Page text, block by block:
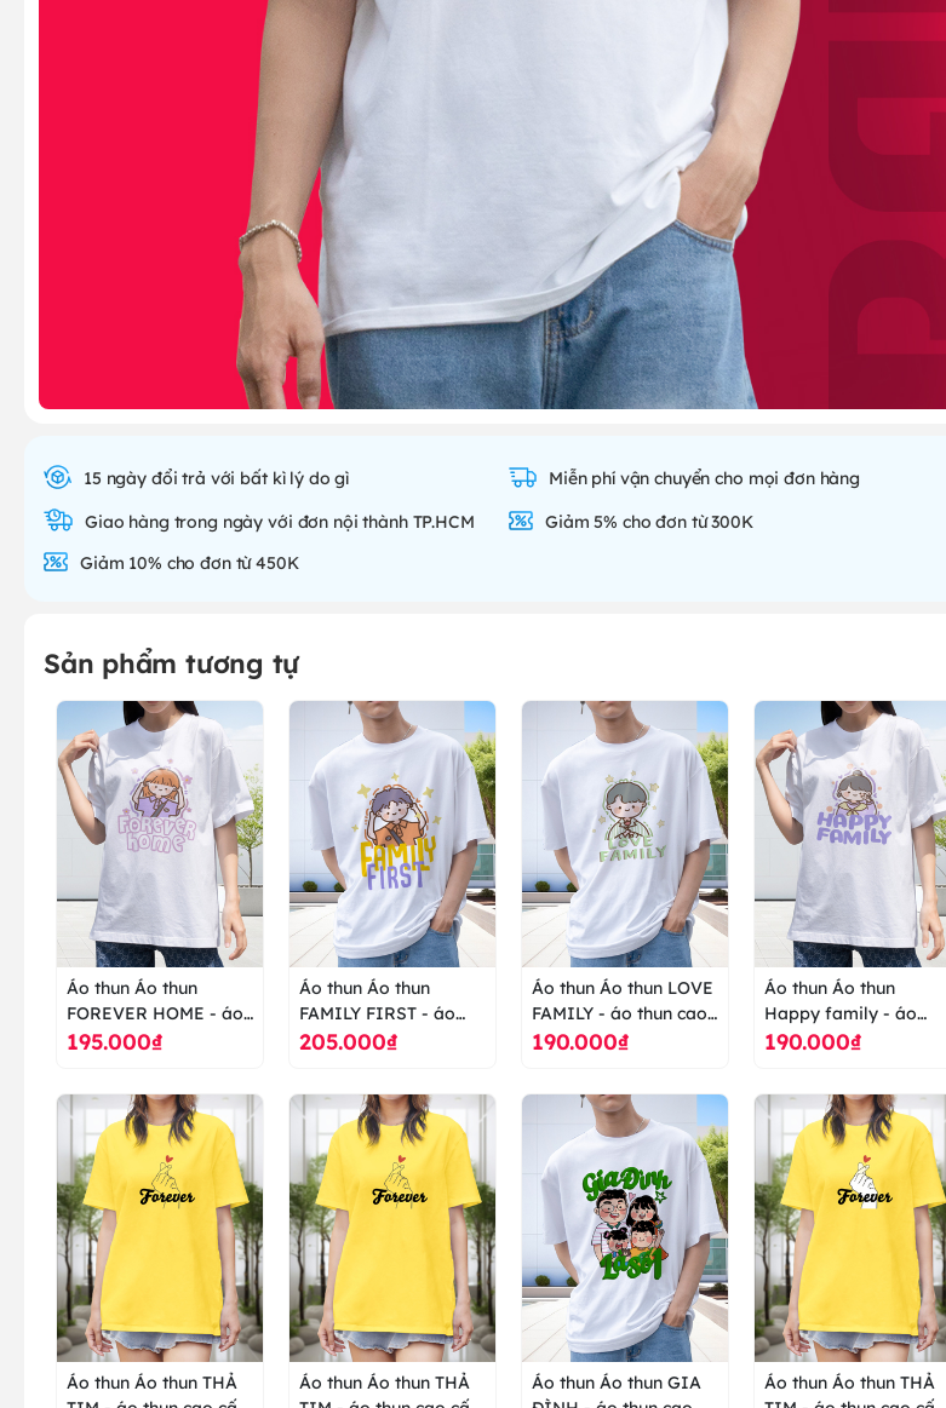
15 ngày đổi trả với bất kì lý do gì
Miễn phí vận chuyển cho mọi đơn hàng
Giao hàng trong ngày với đơn nội thành TP.HCM
Giảm 5% cho đơn từ 300K
Giảm 10% cho đơn từ 450K
Sản phẩm tương tự
Áo thun Áo thun
FOREVER HOME - áo
thun cao cấp ranus
195.000₫
Áo thun Áo thun
FAMILY FIRST - áo
thun cao cấp ranus
205.000₫
Áo thun Áo thun LOVE
FAMILY - áo thun cao
cấp ranus
190.000₫
Áo thun Áo thun
Happy family - áo
thun cao cấp ranus
190.000₫
Áo thun Áo thun THẢ
Áo thun Áo thun THẢ
Áo thun Áo thun GIA
Áo thun Áo thun THẢ